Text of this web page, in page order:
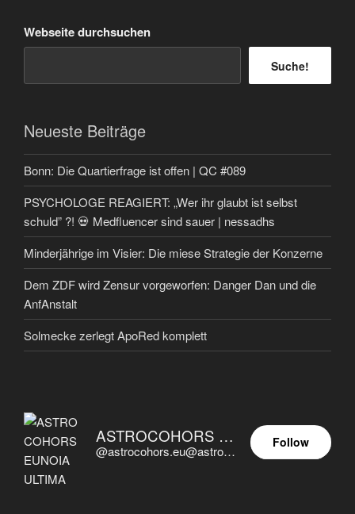
Webseite durchsuchen
Suche!
Neueste Beiträge
Bonn: Die Quartierfrage ist offen | QC #089
PSYCHOLOGE REAGIERT: „Wer ihr glaubt ist selbst
schuld” ?! 💀 Medfluencer sind sauer | nessadhs
Minderjährige im Visier: Die miese Strategie der Konzerne
Dem ZDF wird Zensur vorgeworfen: Danger Dan und die
AnfAnstalt
Solmecke zerlegt ApoRed komplett
ASTROCOHORS EUNOIA ULTIMA
@astrocohors.eu@astrocohors.eu
Follow